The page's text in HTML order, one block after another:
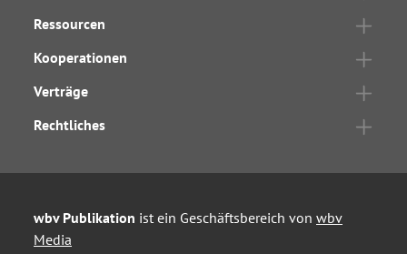
Ressourcen
Kooperationen
Verträge
Rechtliches
wbv Publikation ist ein Geschäftsbereich von wbv
Media